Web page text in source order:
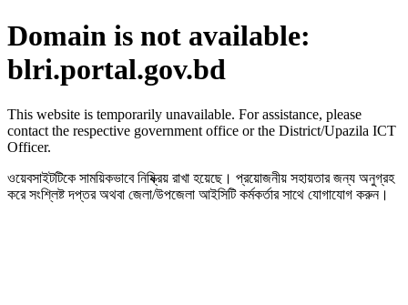
Domain is not available:
blri.portal.gov.bd
This website is temporarily unavailable. For assistance, please
contact the respective government office or the District/Upazila ICT
Officer.
ওয়েবসাইটটিকে সাময়িকভাবে নিষ্ক্রিয় রাখা হয়েছে। প্রয়োজনীয় সহায়তার জন্য অনুগ্রহ
করে সংশ্লিষ্ট দপ্তর অথবা জেলা/উপজেলা আইসিটি কর্মকর্তার সাথে যোগাযোগ করুন।